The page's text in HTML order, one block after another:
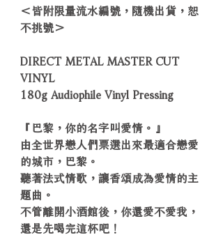
＜皆附限量流水編號，隨機出貨，恕
不挑號＞
DIRECT METAL MASTER CUT
VINYL
180g Audiophile Vinyl Pressing
『巴黎，你的名字叫愛情。』
由全世界戀人們票選出來最適合戀愛
的城市，巴黎。
聽著法式情歌，讓香頌成為愛情的主
題曲。
不管離開小酒館後，你還愛不愛我，
還是先喝完這杯吧！